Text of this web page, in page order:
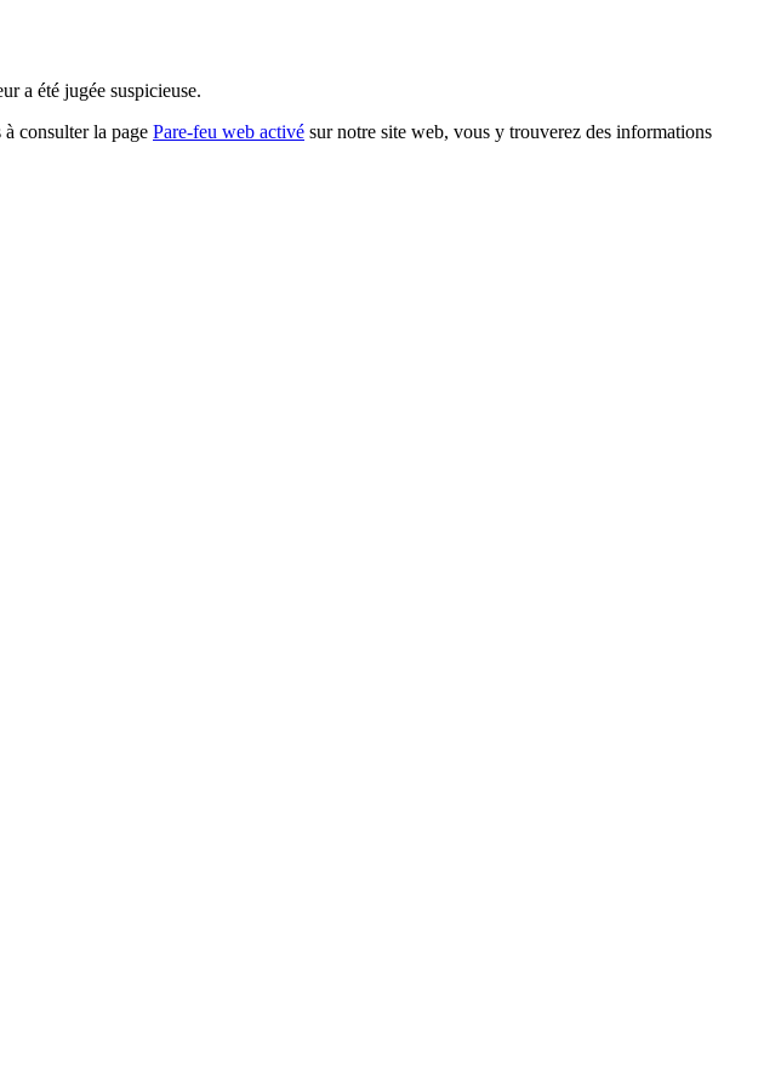
a été jugée suspicieuse.
consulter la page Pare-feu web activé sur notre site web, vous y trouverez des informations